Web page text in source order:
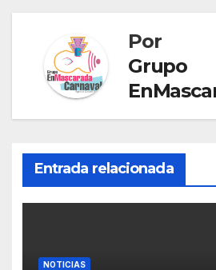
Por
Grupo
Entrada relacionada
NOTICIAS